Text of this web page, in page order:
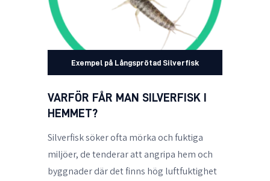
Exempel på Långsprötad Silverfisk
VARFÖR FÅR MAN SILVERFISK I
HEMMET?
Silverfisk söker ofta mörka och fuktiga
miljöer, de tenderar att angripa hem och
byggnader där det finns hög luftfuktighet